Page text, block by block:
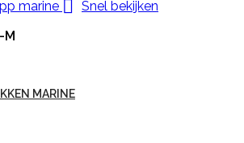

Snel bekijken
M
MARINE